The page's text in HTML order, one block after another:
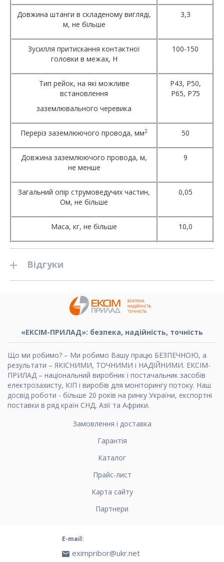
Довжина штанги в складеному вигляді,
м, не більше
3,3
Зусилля притискання контактної
головки в межах, Н
100-150
Тип рейок, на які можливе
встановлення
заземлювального черевика
Р43, Р50,
Р65, Р75
Переріз заземлюючого провода, мм2 50
Довжина заземлюючого провода, м,
не менше
9
Загальний опір струмоведучих частин,
Ом, не більше
0,05
Маса, кг, не більше 10,0
Відгуки
«ЕКСІМ-ПРИЛАД»: безпека, надійність, точність
Що ми робимо? – Ми робимо Вашу працю БЕЗПЕЧНОЮ, а
результати – ЯКІСНИМИ, ТОЧНИМИ і НАДІЙНИМИ. ЕКСІМ-
ПРИЛАД – національний виробник і постачальник засобів
електрозахисту, КІП і виробів для моніторингу потоку. Наш
досвід роботи - більше 20 років на ринку України, експортні
поставки в ряд країн СНД, Азії та Африки.
Замовлення і доставка
Гарантія
Каталог
Прайс-лист
Карта сайту
Партнери
E-mail:
eximpribor@ukr.net